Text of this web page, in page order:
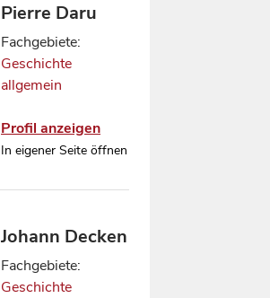
Pierre Daru
Fachgebiete:
Geschichte
allgemein
Profil anzeigen
In eigener Seite öffnen
Johann Decken
Fachgebiete:
Geschichte